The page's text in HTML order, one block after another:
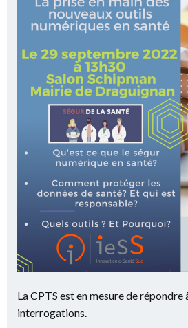
La CPTS est en mesure de répondre
interrogations.